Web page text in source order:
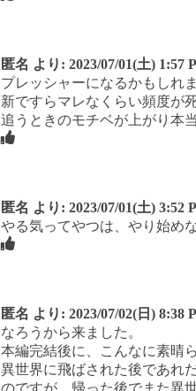
匿名 より: 2023/07/01(土) 1:57
プレッシャーになるかもしれ
新ですらマレなくらい頻度が
追うときのモチベが上がり本
匿名 より: 2023/07/01(土) 3:52
やる気ってやつは、やり始め
匿名 より: 2023/07/02(日) 8:38
なろうから来ました。
本編完結後に、こんなに素晴
異世界に飛ばされた後であれ
のですが、帰った後でまた異